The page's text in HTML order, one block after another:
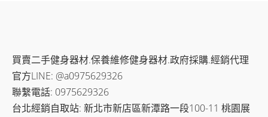
買賣二手健身器材.保養維修健身器材.政府採購.經銷代理
官方LINE: @a0975629326
聯繫電話: 0975629326
台北經銷自取站: 新北市新店區新潭路一段100-11 桃園展